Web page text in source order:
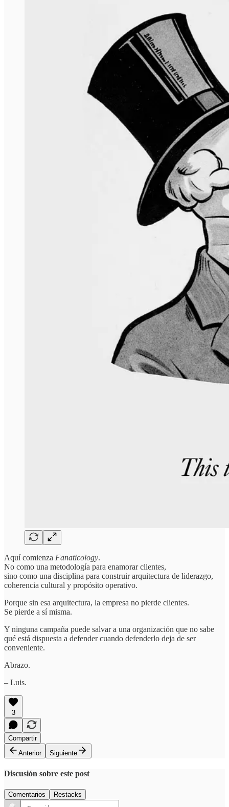
Aquí comienza Fanaticology.
No como una metodología para enamorar clientes,
sino como una disciplina para construir arquitectura de liderazgo,
coherencia cultural y propósito operativo.
Porque sin esa arquitectura, la empresa no pierde clientes.
Se pierde a sí misma.
Y ninguna campaña puede salvar a una organización que no sabe
qué está dispuesta a defender cuando defenderlo deja de ser
conveniente.
Abrazo.
– Luis.
3
Compartir
Anterior
Siguiente
Discusión sobre este post
Comentarios Restacks